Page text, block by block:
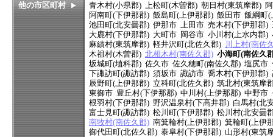
他の市区町村 青木村(小県郡) 上松町(木曽郡) 朝日村(東筑摩郡)
阿南町(下伊那郡) 飯島町(上伊那郡) 飯田市 飯綱町(
池田町(北安曇郡) 伊那市 上田市 売木村(下伊那郡)
大鹿村(下伊那郡) 大町市 岡谷市 小川村(上水内郡)
麻績村(東筑摩郡) 軽井沢町(北佐久郡) 川上村(南佐
木祖村(木曽郡) 北相木村(南佐久郡) 小海町(南佐久
坂城町(埴科郡) 佐久市 佐久穂町(南佐久郡) 塩尻市
下諏訪町(諏訪郡) 須坂市 諏訪市 喬木村(下伊那郡)
辰野町(上伊那郡) 立科町(北佐久郡) 筑北村(東筑摩
東御市 豊丘村(下伊那郡) 中川村(上伊那郡) 中野市
根羽村(下伊那郡) 野沢温泉村(下高井郡) 白馬村(北
富士見町(諏訪郡) 松川町(下伊那郡) 松川村(北安曇
南牧村(南佐久郡) 南箕輪村(上伊那郡) 箕輪町(上伊
御代田町(北佐久郡) 泰阜村(下伊那郡) 山形村(東筑